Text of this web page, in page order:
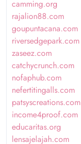
camming.org
rajalion88.com
goupuntacana.com
riversedgepark.com
zaseez.com
catchycrunch.com
nofaphub.com
nefertitingalls.com
patsyscreations.com
income4proof.com
educaritas.org
lensajelajah.com